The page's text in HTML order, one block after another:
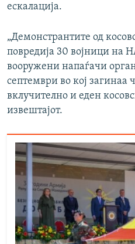
ескалација.
„Демонстрантите од
повредија 30 војници на
вооружени напаѓачи
септември во кој загинаа
вклучително и еден
извештајот.